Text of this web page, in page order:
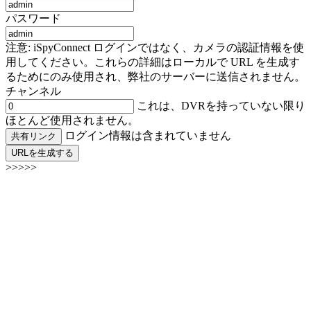
パスワード
注意: iSpyConnect ログインではなく、カメラの認証情報を使
用してください。これらの詳細はローカルで URL を生成す
るためにのみ使用され、弊社のサーバーに送信されません。
チャンネル
これは、DVRを持っていない限り
ほとんど使用されません。
共有リンク ログイン情報は含まれていません
URLを生成する
>>>>>